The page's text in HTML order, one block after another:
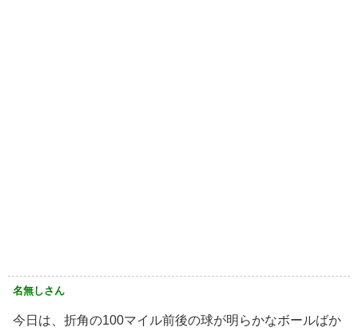
名無しさん
今日は、折角の100マイル前後の球が明らかなボールばか